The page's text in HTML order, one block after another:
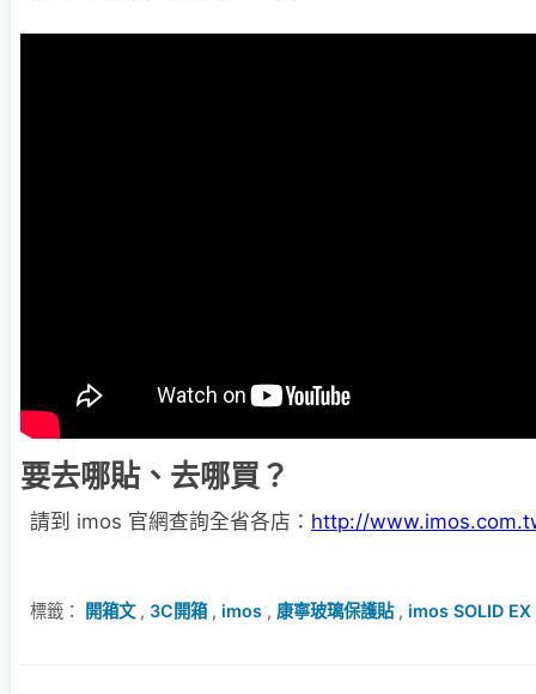
要去哪貼、去哪買？
請到 imos 官網查詢全省各店： http://
標籤： 開箱文, 3C開箱, imos , 康寧玻璃保護貼, imos SOLID EX